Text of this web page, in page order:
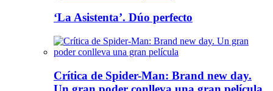
‘La Asistenta’. Dúo perfecto
Crítica de Spider-Man: Brand new day.